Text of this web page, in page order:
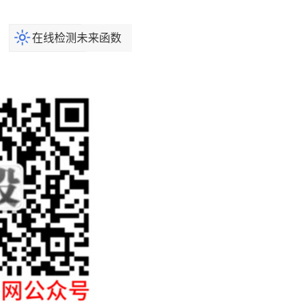
在线检测未来函数